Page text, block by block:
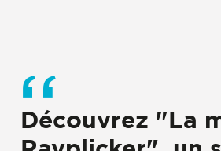
Découvrez "La